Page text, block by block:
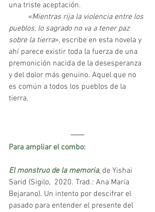
una triste aceptación.
«Mientras rija la violencia entre los
pueblos, lo sagrado no va a tener paz
sobre la tierra», escribe en esta novela y
ahí parece existir toda la fuerza de una
premonición nacida de la desesperanza
y del dolor más genuino. Aquel que no
es común a todos los pueblos de la
tierra.
Para ampliar el combo:
El monstruo de la memoria, de Yishai
Sarid (Sigilo,  2020. Trad.: Ana María
Bejarano). Un intento por descifrar el
pasado para entender el presente del